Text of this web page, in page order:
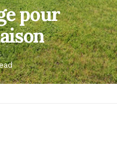
pour